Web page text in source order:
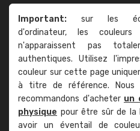
Important: sur les
d'ordinateur, les couleurs
n'apparaissent pas
authentiques. Utilisez
couleur sur cette page
à titre de référence. Nous
recommandons d'acheter un
physique pour être sûr de la
avoir un éventail de